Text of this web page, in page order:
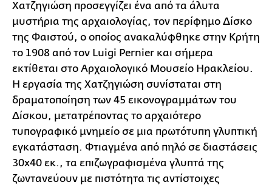
Χατζηγιώση προσεγγίζει ένα από τα άλυτα
μυστήρια της αρχαιολογίας, τον περίφημο Δίσκο
της Φαιστού, ο οποίος ανακαλύφθηκε στην Κρήτη
το 1908 από τον Luigi Pernier και σήμερα
εκτίθεται στο Αρχαιολογικό Μουσείο Ηρακλείου.
Η εργασία της Χατζηγιώση συνίσταται στη
δραματοποίηση των 45 εικονογραμμάτων του
Δίσκου, μετατρέποντας το αρχαιότερο
τυπογραφικό μνημείο σε μια πρωτότυπη γλυπτική
εγκατάσταση. Φτιαγμένα από πηλό σε διαστάσεις
30x40 εκ., τα επιζωγραφισμένα γλυπτά της
ζωντανεύουν με πιστότητα τις αντίστοιχες